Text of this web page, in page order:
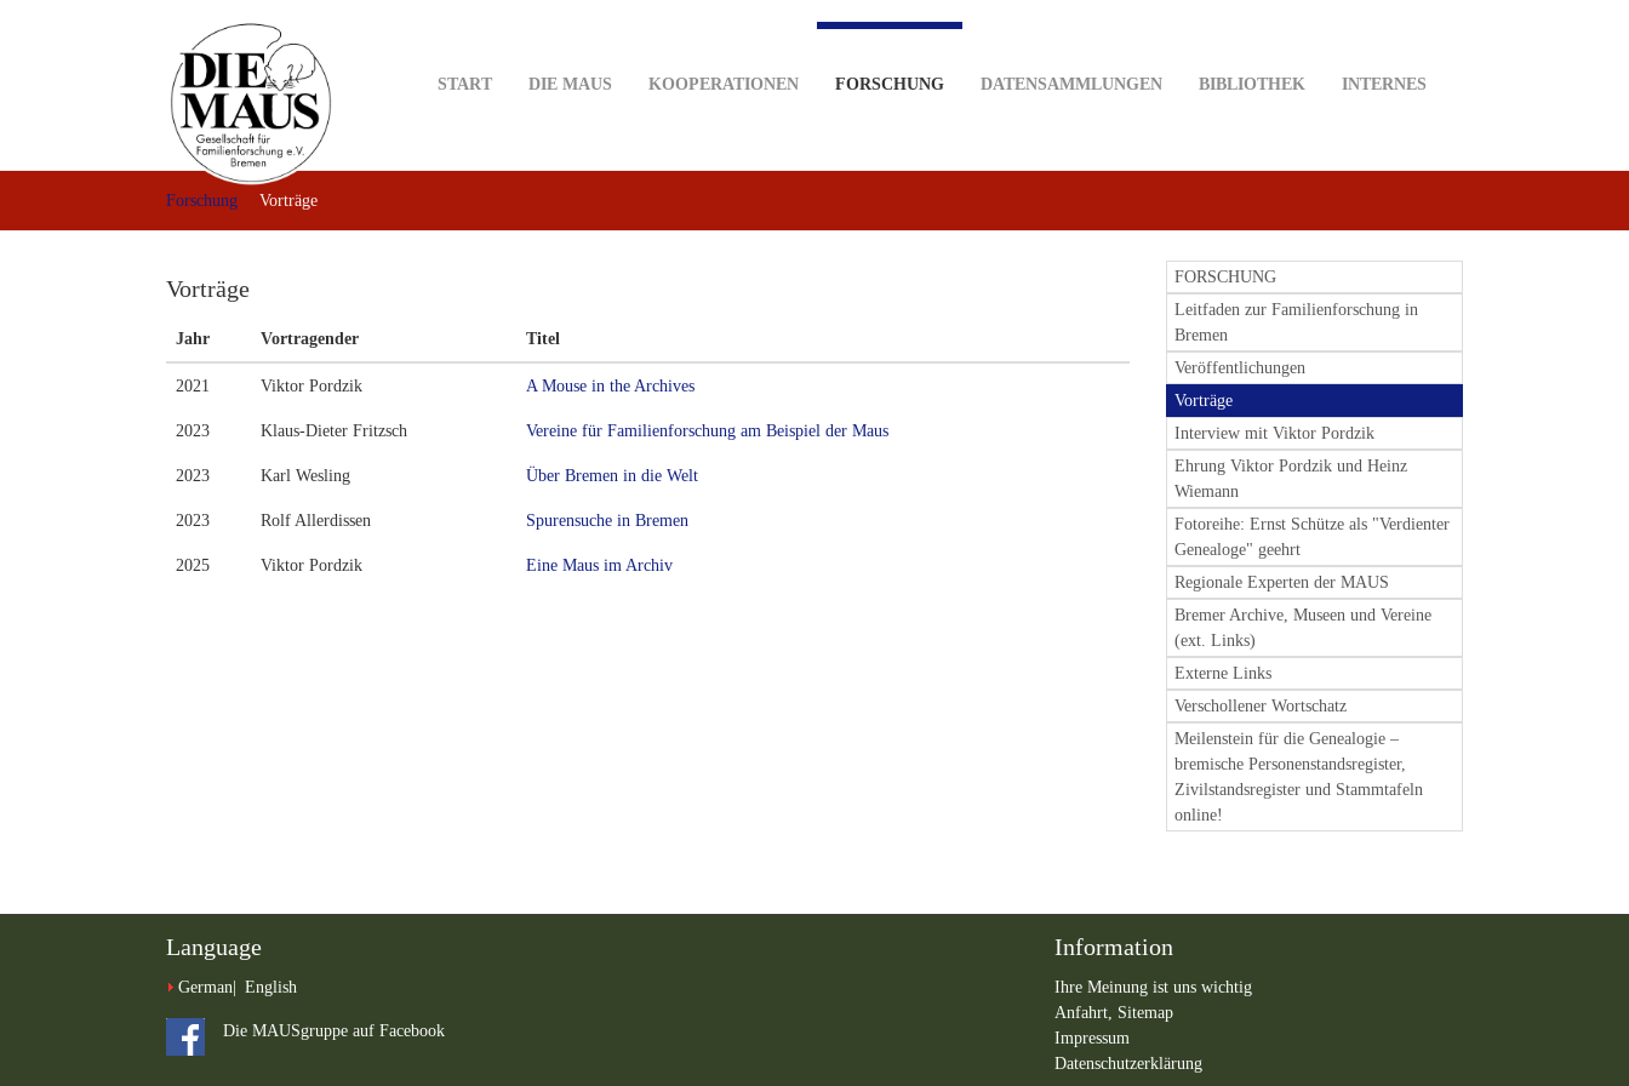
START DIE MAUS KOOPERATIONEN FORSCHUNG DATENSAMMLUNGEN BIBLIOTHEK INTERNES
Forschung Vorträge
Vorträge
Jahr Vortragender Titel
2021 Viktor Pordzik A Mouse in the Archives
2023 Klaus-Dieter Fritzsch Vereine für Familienforschung am Beispiel der Maus
2023 Karl Wesling Über Bremen in die Welt
2023 Rolf Allerdissen Spurensuche in Bremen
2025 Viktor Pordzik Eine Maus im Archiv
FORSCHUNG
Leitfaden zur Familienforschung in
Bremen
Veröffentlichungen
Vorträge
Interview mit Viktor Pordzik
Ehrung Viktor Pordzik und Heinz
Wiemann
Fotoreihe: Ernst Schütze als "Verdienter
Genealoge" geehrt
Regionale Experten der MAUS
Bremer Archive, Museen und Vereine
(ext. Links)
Externe Links
Verschollener Wortschatz
Meilenstein für die Genealogie –
bremische Personenstandsregister,
Zivilstandsregister und Stammtafeln
online!
Language
German English
Die MAUSgruppe auf Facebook
Information
Ihre Meinung ist uns wichtig
Anfahrt, Sitemap
Impressum
Datenschutzerklärung